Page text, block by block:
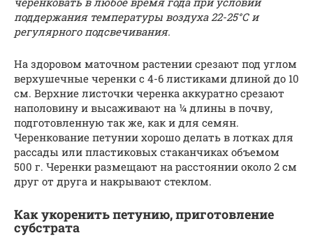
поддержания температуры воздуха 22-25°С и
регулярного подсвечивания.
На здоровом маточном растении срезают под углом
верхушечные черенки с 4-6 листиками длиной до 10
см. Верхние листочки черенка аккуратно срезают
наполовину и высаживают на ¼ длины в почву,
подготовленную так же, как и для семян.
Черенкование петунии хорошо делать в лотках для
рассады или пластиковых стаканчиках объемом
500 г. Черенки размещают на расстоянии около 2 см
друг от друга и накрывают стеклом.
Как укоренить петунию, приготовление
субстрата